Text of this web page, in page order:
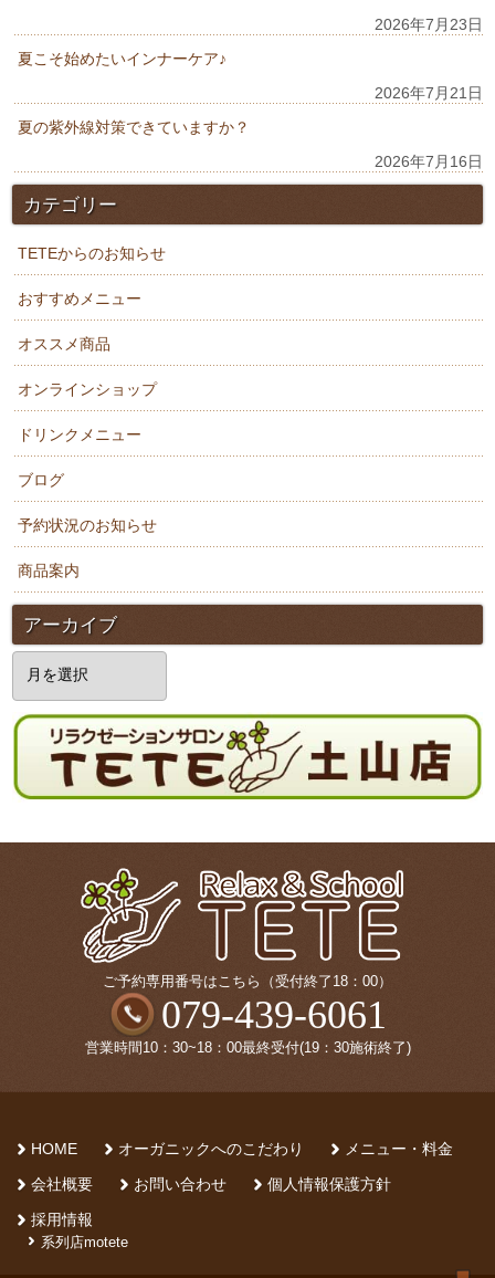
2026年7月23日
夏こそ始めたいインナーケア♪
2026年7月21日
夏の紫外線対策できていますか？
2026年7月16日
カテゴリー
TETEからのお知らせ
おすすめメニュー
オススメ商品
オンラインショップ
ドリンクメニュー
ブログ
予約状況のお知らせ
商品案内
アーカイブ
ア
カ
イ
ご予約専用番号はこちら（受付終了18：00）
079-439-6061
営業時間10：30~18：00最終受付(19：30施術終了)
HOME オーガニックへのこだわり メニュー・料金
会社概要 お問い合わせ 個人情報保護方針
採用情報
系列店motete